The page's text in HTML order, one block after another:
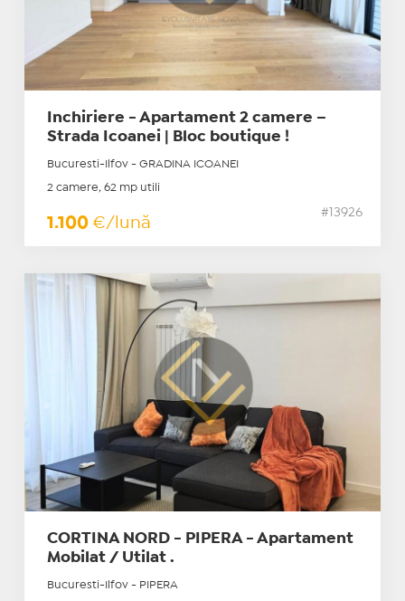
Inchiriere - Apartament 2 camere –
Strada Icoanei | Bloc boutique !
Bucuresti-Ilfov - GRADINA ICOANEI
2 camere, 62 mp utili
1.100 €/lună
#13926
CORTINA NORD - PIPERA - Apartament
Mobilat / Utilat .
Bucuresti-Ilfov - PIPERA